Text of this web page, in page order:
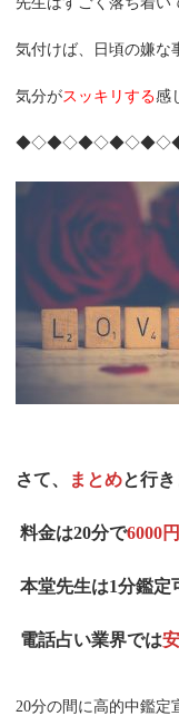
気付けば、日頃の嫌な
気分がスッキリする感
さて、 まとめと行き
料金は20分で6000円
本堂先生は1分鑑定
電話占い業界では
20分の間に高的中鑑定